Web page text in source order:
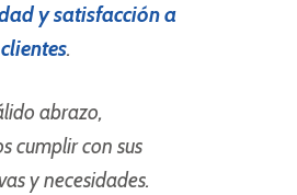
y satisfacción a
.
abrazo,
cumplir con sus
y necesidades.